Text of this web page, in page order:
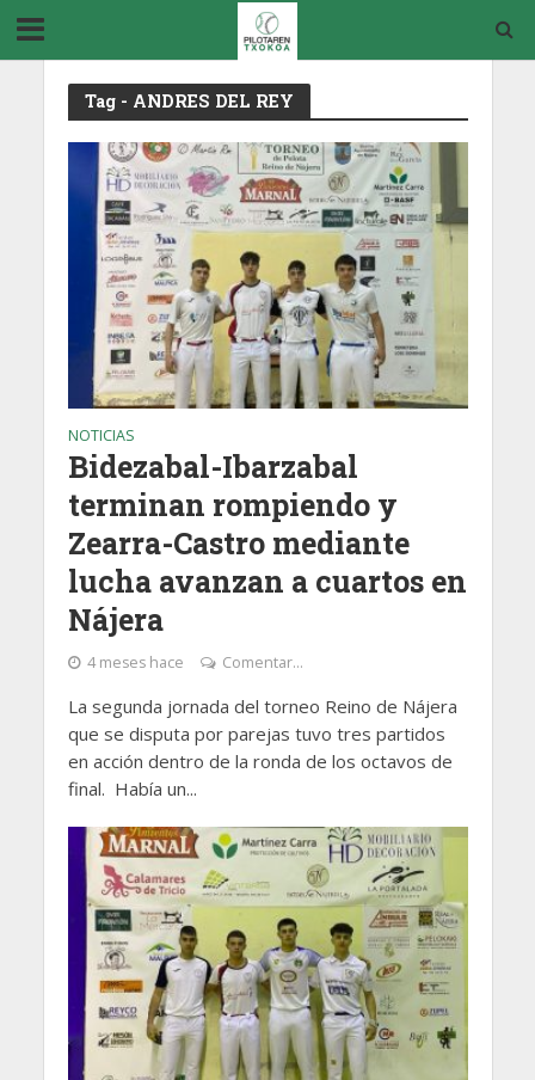
Tag - ANDRES DEL REY
NOTICIAS
Bidezabal-Ibarzabal
terminan rompiendo y
Zearra-Castro mediante
lucha avanzan a cuartos en
Nájera
4 meses hace Comentar...
La segunda jornada del torneo Reino de Nájera
que se disputa por parejas tuvo tres partidos
en acción dentro de la ronda de los octavos de
final. Había un...